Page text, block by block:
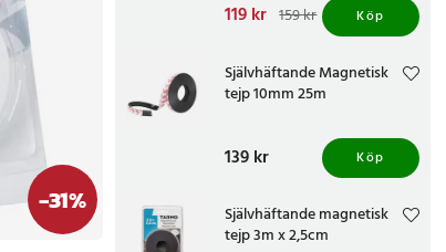
-31%
Nuvarande pris
Tidigare pris 159 kr
119 kr 159 kr Köp
Självhäftande Magnetisk
tejp 10mm 25m
Pris :139 kr
139 kr Köp
Självhäftande magnetisk
tejp 3m x 2,5cm